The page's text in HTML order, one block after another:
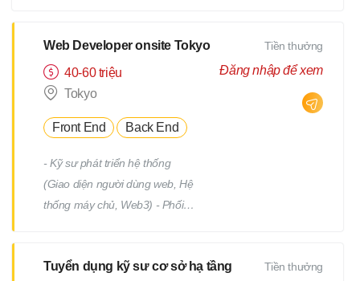
triển Quản lý: Chất lượng
(Quality) Tiến độ (Progress)
Thời hạn (Deadline)
Web Developer onsite Tokyo
40-60 triệu
Tokyo
Front End Back End
- Kỹ sư phát triển hệ thống
(Giao diện người dùng web, Hệ
thống máy chủ, Web3) - Phối
chính hoặc từng địa điểm dự án
Tiền thưởng
Đăng nhập để xem
Tuyển dụng kỹ sư cơ sở hạ tầng
Tiền thưởng